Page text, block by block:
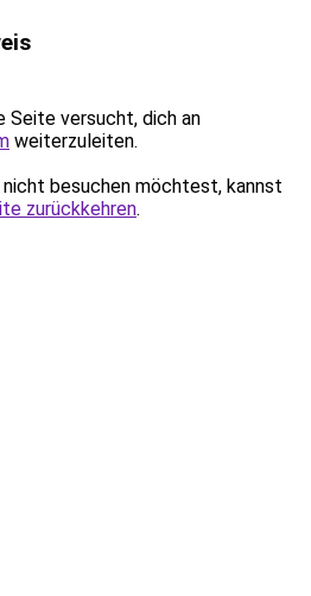
Seite versucht, dich an
weiterzuleiten.
besuchen möchtest, kannst
zurückkehren.